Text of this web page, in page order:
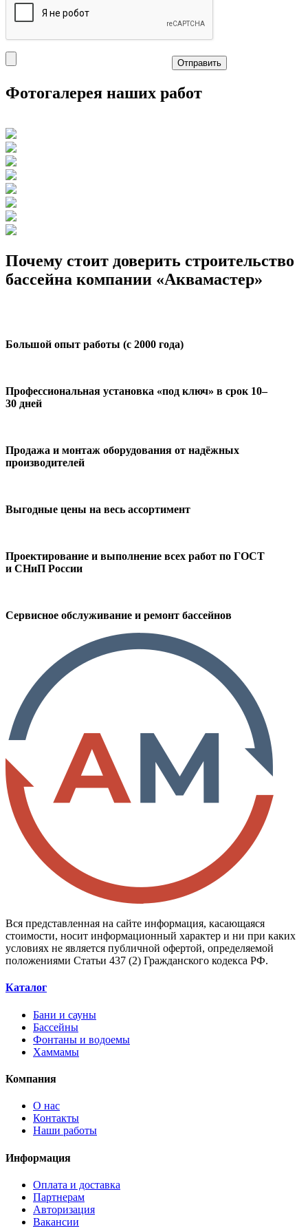
Отправить
Фотогалерея наших работ
Почему стоит доверить строительство
бассейна компании «Аквамастер»
Большой опыт работы (с 2000 года)
Профессиональная установка «под ключ» в срок 10–
30 дней
Продажа и монтаж оборудования от надёжных
производителей
Выгодные цены на весь ассортимент
Проектирование и выполнение всех работ по ГОСТ
и СНиП России
Сервисное обслуживание и ремонт бассейнов
Вся представленная на сайте информация, касающаяся
стоимости, носит информационный характер и ни при каких
условиях не является публичной офертой, определяемой
положениями Статьи 437 (2) Гражданского кодекса РФ.
Каталог
Бани и сауны
Бассейны
Фонтаны и водоемы
Хаммамы
Компания
О нас
Контакты
Наши работы
Информация
Оплата и доставка
Партнерам
Авторизация
Вакансии